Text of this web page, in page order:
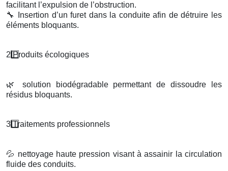
facilitant l’expulsion de l’obstruction.
🔧
Insertion d’un furet dans la conduite afin de détruire les
éléments bloquants.
2️ Produits écologiques
🌿
solution biodégradable permettant de dissoudre les
résidus bloquants.
3️Traitements professionnels
💦 nettoyage haute pression visant à assainir la circulation
fluide des conduits.